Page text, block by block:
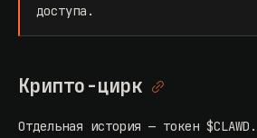
доступа.
Крипто-цирк
Отдельная история — токен $CLAWD.